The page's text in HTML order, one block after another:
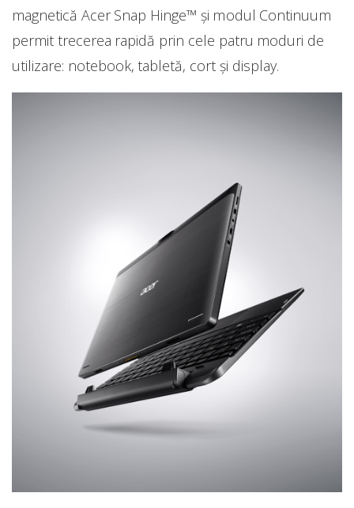
magnetică Acer Snap Hinge™ și modul Continuum
permit trecerea rapidă prin cele patru moduri de
utilizare: notebook, tabletă, cort și display.